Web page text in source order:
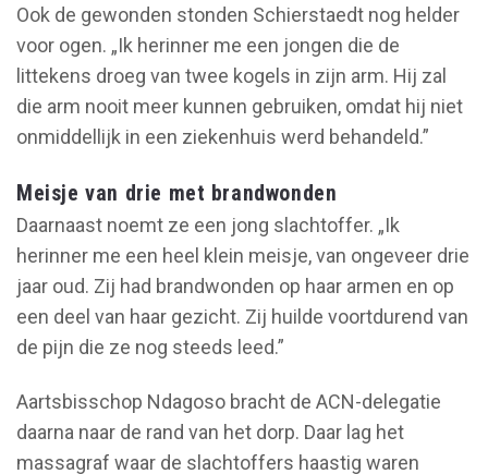
Ook de gewonden stonden Schierstaedt nog helder
voor ogen. „Ik herinner me een jongen die de
littekens droeg van twee kogels in zijn arm. Hij zal
die arm nooit meer kunnen gebruiken, omdat hij niet
onmiddellijk in een ziekenhuis werd behandeld.”
Meisje van drie met brandwonden
Daarnaast noemt ze een jong slachtoffer. „Ik
herinner me een heel klein meisje, van ongeveer drie
jaar oud. Zij had brandwonden op haar armen en op
een deel van haar gezicht. Zij huilde voortdurend van
de pijn die ze nog steeds leed.”
Aartsbisschop Ndagoso bracht de ACN-delegatie
daarna naar de rand van het dorp. Daar lag het
massagraf waar de slachtoffers haastig waren